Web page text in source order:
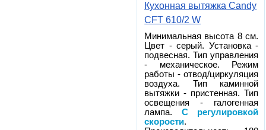
Кухонная вытяжка Candy
CFT 610/2 W
Минимальная высота 8 см.
Цвет - серый. Установка -
подвесная. Тип управления
- механическое. Режим
работы - отвод/циркуляция
воздуха. Тип каминной
вытяжки - пристенная. Тип
освещения - галогенная
лампа. С регулировкой
скорости.